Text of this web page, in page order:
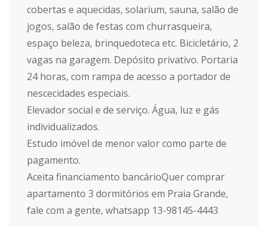
cobertas e aquecidas, solarium, sauna, salão de
jogos, salão de festas com churrasqueira,
espaço beleza, brinquedoteca etc. Bicicletário, 2
vagas na garagem. Depósito privativo. Portaria
24 horas, com rampa de acesso a portador de
nescecidades especiais.
Elevador social e de serviço. Água, luz e gás
individualizados.
Estudo imóvel de menor valor como parte de
pagamento.
Aceita financiamento bancárioQuer comprar
apartamento 3 dormitórios em Praia Grande,
fale com a gente, whatsapp 13-98145-4443